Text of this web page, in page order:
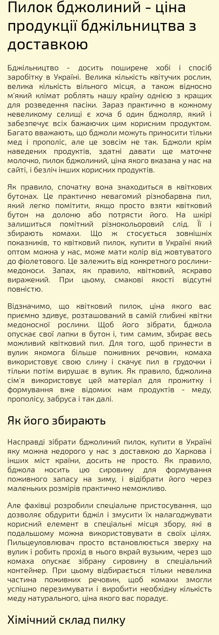
Пилок бджолиний - ціна
продукції бджільництва з
доставкою
Бджільництво - досить поширене хобі і спосіб
заробітку в Україні. Велика кількість квітучих рослин,
велика кількість вільного місця, а також відносно
м'який клімат роблять нашу країну однією з кращих
для розведення пасіки. Зараз практично в кожному
невеликому селищі є хоча б один бджоляр, який і
забезпечує всіх бажаючих цим корисним продуктом.
Багато вважають, що бджоли можуть приносити тільки
мед і прополіс, але це зовсім не так. Бджоли крім
наведених продуктів, здатні давати ще маточне
молочко, пилок бджолиний, ціна якого вказана у нас на
сайті, і безліч інших корисних продуктів.
Як правило, спочатку вона знаходиться в квіткових
бутонах. Це практично невагомий різнобарвна пил,
який легко помітити, якщо просто взяти квітковий
бутон на долоню або потрясти його. На шкірі
залишиться помітний різнокольоровий слід. Її і
збирають комахи. Що ж стосується зовнішніх
показників, то квітковий пилок, купити в Україні який
оптом можна у нас, може мати колір від жовтуватого
до фіолетового. Це залежить від конкретного рослини-
медоноси. Запах, як правило, квітковий, яскраво
виражений. При цьому, смакові якості відсутні
повністю.
Відзначимо, що квітковий пилок, ціна якого вас
приємно здивує, розташований в самій глибині квітки
медоносної рослини. Щоб його зібрати, бджола
опускає свої лапки в бутон і, тим самим, збирає весь
можливий квітковий пил. Для того, щоб принести в
вулик якомога більше поживних речовин, комаха
використовує свою слину і скачує пил в грудочки і
тільки потім вирушає в вулик. Як правило, бджолина
сім'я використовує цей матеріал для прожитку і
формування вже відомих нам продуктів - меду,
прополісу, забруса і так далі.
Як його збирають
Насправді зібрати бджолиний пилок, купити в Україні
яку можна недорого у нас з доставкою до Харкова і
інших міст країни, досить не просто. Як правило,
бджола носить цю сировину для формування
поживного запасу на зиму, і відібрати його через
маленьких розмірів практично неможливо.
Але фахівці розробили спеціальне пристосування, що
дозволяє обдурити бджіл і змусити їх налагоджувати
корисний елемент в спеціальні місця збору, які в
подальшому можна використовувати в своїх цілях.
Пильцеуловлювач просто встановлюється зверху на
вулик і робить прохід в нього вкрай вузьким, через що
комаха опускає зібрану сировину в спеціальний
контейнер. При цьому відбирається тільки невелика
частина поживних речовин, щоб комахи змогли
успішно перезимувати і виробити необхідну кількість
меду натурального, ціна якого вас порадує.
Хімічний склад пилку